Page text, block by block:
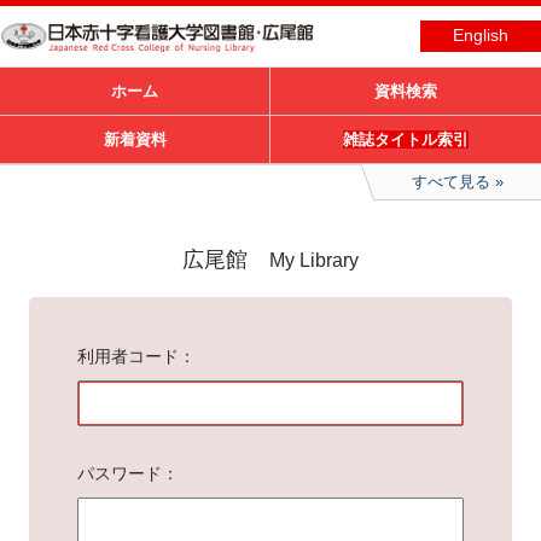
English
ホーム 資料検索
新着資料 雑誌タイトル索引
すべて見る
広尾館 My Library
利用者コード
パスワード